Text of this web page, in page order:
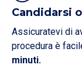
Candidarsi
Assicuratevi di
procedura è
minuti.